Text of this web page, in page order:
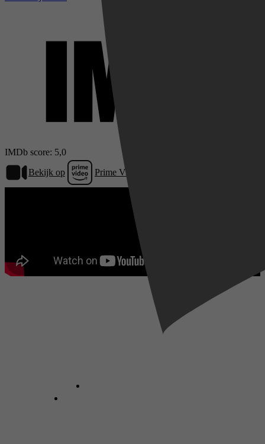
IMDb score: 5,0
Bekijk op
Prime Video